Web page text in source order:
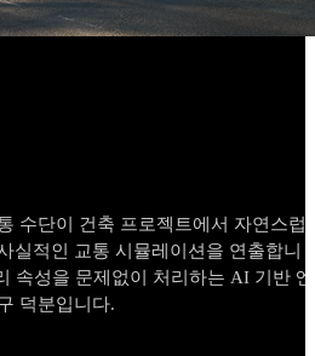
수단이 건축 프로젝트에서 자연스럽
실적인 교통 시뮬레이션을 연출합니
속성을 문제없이 처리하는 AI 기반 엔
덕분입니다.